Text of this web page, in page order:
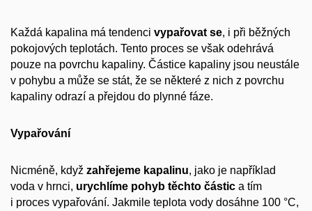
Každá kapalina má tendenci vypařovat se, i při běžných
pokojových teplotách. Tento proces se však odehrává
pouze na povrchu kapaliny. Částice kapaliny jsou neustále
v pohybu a může se stát, že se některé z nich z povrchu
kapaliny odrazí a přejdou do plynné fáze.
Vypařování
Nicméně, když zahřejeme kapalinu, jako je například
voda v hrnci, urychlíme pohyb těchto částic a tím
i proces vypařování. Jakmile teplota vody dosáhne 100 °C,